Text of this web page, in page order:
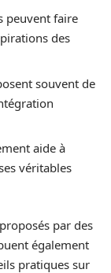
peuvent faire
des
souvent de
aide à
véritables
par des
également
pratiques sur